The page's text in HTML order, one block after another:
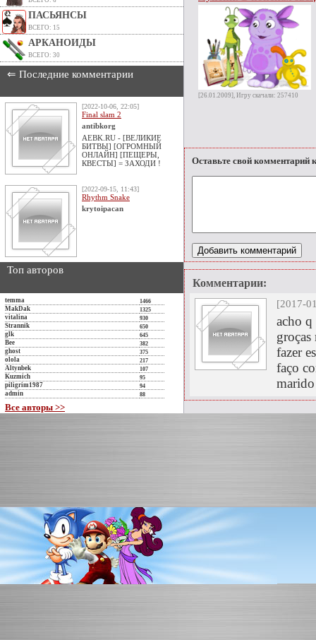
ПАСЬЯНСЫ
ВСЕГО: 15
АРКАНОИДЫ
ВСЕГО: 30
⇐ Последние комментарии
[2022-10-06, 22:05]
Final slam 2
antibkorg
AEBK.RU - [ВЕЛИКИЕ
БИТВЫ] [ОГРОМНЫЙ
ОНЛАЙН] [ПЕЩЕРЫ,
КВЕСТЫ] = ЗАХОДИ !
[2022-09-15, 11:43]
Rhythm Snake
krytoipacan
Топ авторов
temma 1466
MakDak 1325
vitalina 930
Strannik 650
glk 645
Bee 382
ghost 375
olola 217
Altynbek 107
Kuzmich 95
piligrim1987 94
admin 88
Все авторы >>
[26.01.2009], Игру скачали: 257410
Оставьте свой комментарий
Комментарии:
[2017-
acho q
fazer
faço